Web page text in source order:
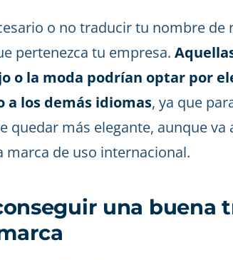
o no traducir tu nombre de
pertenezca tu empresa.
o la moda podrían optar por
los demás idiomas, ya que
quedar más elegante, aunque va
marca de uso internacional.
una buena